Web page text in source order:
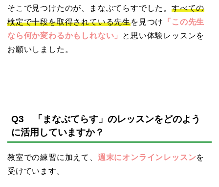
そこで見つけたのが、まなぶてらすでした。 すべての
検定で十段を取得されている先生を見つけ
「この先生
なら何か変わるかもしれない」
と思い体験レッスンを
お願いしました。
Q3 「まなぶてらす」のレッスンをどのよう
に活用していますか？
教室での練習に加えて、 週末にオンラインレッスンを
受けています。